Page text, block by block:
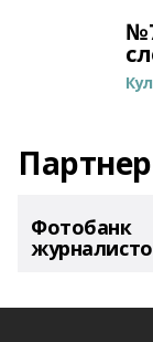
Фотобанк